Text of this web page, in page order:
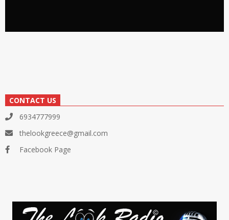
CONTACT US
6934777999
thelookgreece@gmail.com
Facebook Page